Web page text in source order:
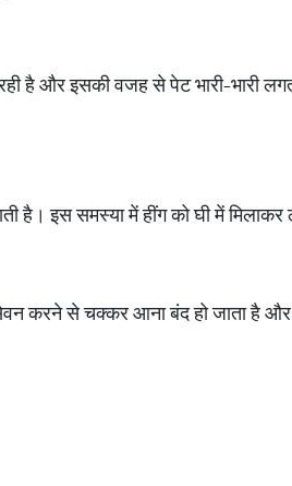
है और इसकी वजह से पेट भारी-भारी
है। इस समस्या में हींग को घी में
करने से चक्कर आना बंद हो जाता है और